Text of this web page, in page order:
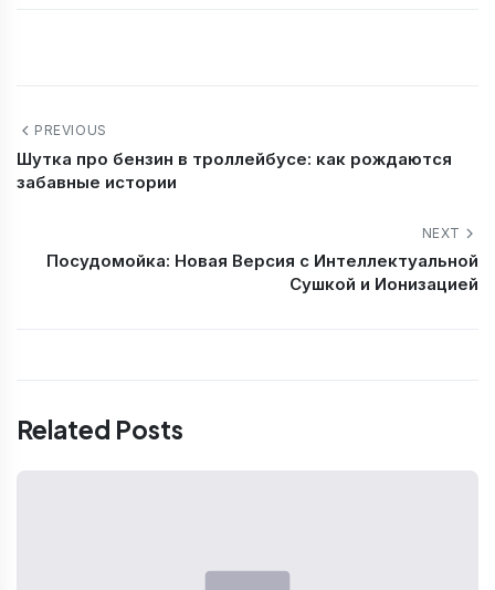
PREVIOUS
Шутка про бензин в троллейбусе: как рождаются
забавные истории
NEXT
Посудомойка: Новая Версия с Интеллектуальной
Сушкой и Ионизацией
Related Posts